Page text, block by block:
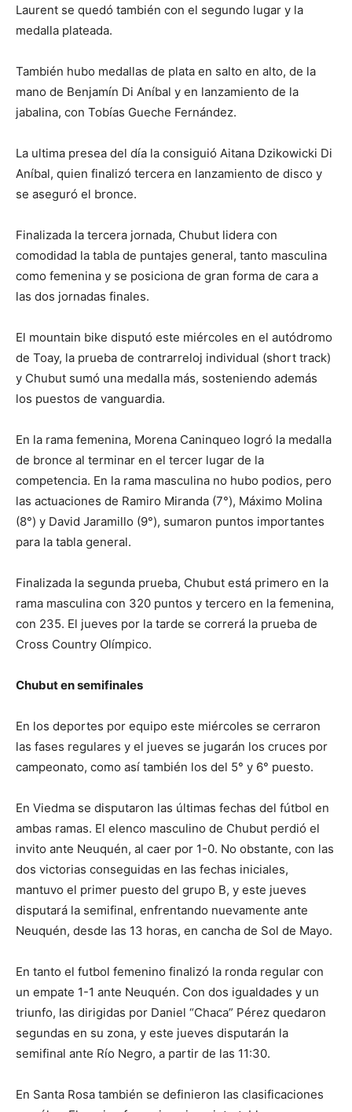
Laurent se quedó también con el segundo lugar y la
medalla plateada.
También hubo medallas de plata en salto en alto, de la
mano de Benjamín Di Aníbal y en lanzamiento de la
jabalina, con Tobías Gueche Fernández.
La ultima presea del día la consiguió Aitana Dzikowicki Di
Aníbal, quien finalizó tercera en lanzamiento de disco y
se aseguró el bronce.
Finalizada la tercera jornada, Chubut lidera con
comodidad la tabla de puntajes general, tanto masculina
como femenina y se posiciona de gran forma de cara a
las dos jornadas finales.
El mountain bike disputó este miércoles en el autódromo
de Toay, la prueba de contrarreloj individual (short track)
y Chubut sumó una medalla más, sosteniendo además
los puestos de vanguardia.
En la rama femenina, Morena Caninqueo logró la medalla
de bronce al terminar en el tercer lugar de la
competencia. En la rama masculina no hubo podios, pero
las actuaciones de Ramiro Miranda (7°), Máximo Molina
(8°) y David Jaramillo (9°), sumaron puntos importantes
para la tabla general.
Finalizada la segunda prueba, Chubut está primero en la
rama masculina con 320 puntos y tercero en la femenina,
con 235. El jueves por la tarde se correrá la prueba de
Cross Country Olímpico.
Chubut en semifinales
En los deportes por equipo este miércoles se cerraron
las fases regulares y el jueves se jugarán los cruces por
campeonato, como así también los del 5° y 6° puesto.
En Viedma se disputaron las últimas fechas del fútbol en
ambas ramas. El elenco masculino de Chubut perdió el
invito ante Neuquén, al caer por 1-0. No obstante, con las
dos victorias conseguidas en las fechas iniciales,
mantuvo el primer puesto del grupo B, y este jueves
disputará la semifinal, enfrentando nuevamente ante
Neuquén, desde las 13 horas, en cancha de Sol de Mayo.
En tanto el futbol femenino finalizó la ronda regular con
un empate 1-1 ante Neuquén. Con dos igualdades y un
triunfo, las dirigidas por Daniel “Chaca” Pérez quedaron
segundas en su zona, y este jueves disputarán la
semifinal ante Río Negro, a partir de las 11:30.
En Santa Rosa también se definieron las clasificaciones